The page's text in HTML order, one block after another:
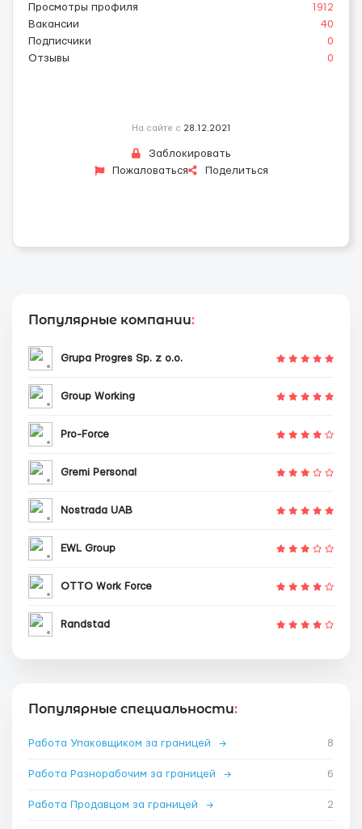
Просмотры профиля
1912
Вакансии
40
Подписчики
0
Отзывы
0
На сайте с 28.12.2021
Заблокировать
Пожаловаться
Поделиться
Популярные компании:
Grupa Progres Sp. z o.o.
Group Working
Pro-Force
Gremi Personal
Nostrada UAB
EWL Group
OTTO Work Force
Randstad
Популярные специальности:
Работа Упаковщиком за границей → 8
Работа Разнорабочим за границей → 6
Работа Продавцом за границей → 2